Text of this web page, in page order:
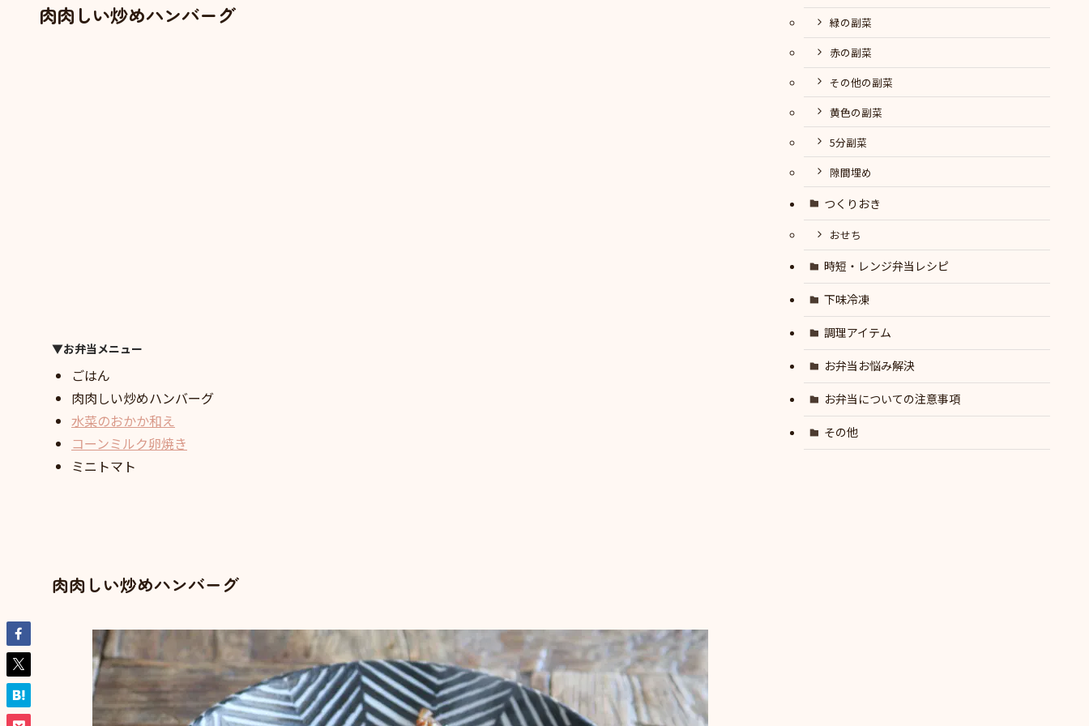
肉肉しい炒めハンバーグ
▼お弁当メニュー
ごはん
肉肉しい炒めハンバーグ
水菜のおかか和え
コーンミルク卵焼き
ミニトマト
肉肉しい炒めハンバーグ
緑の副菜
赤の副菜
その他の副菜
黄色の副菜
5分副菜
隙間埋め
つくりおき
おせち
時短・レンジ弁当レシピ
下味冷凍
調理アイテム
お弁当お悩み解決
お弁当についての注意事項
その他